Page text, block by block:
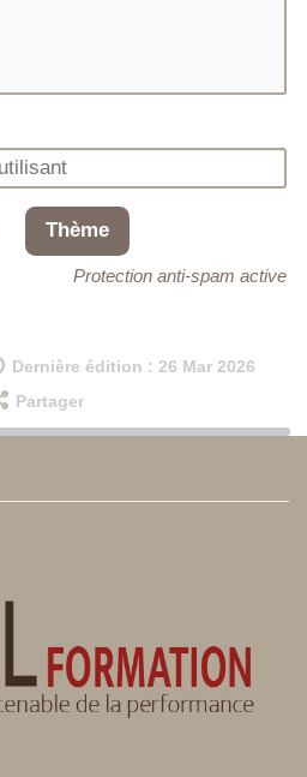
Thème
Protection anti-spam active
Dernière édition : 26 Mar 2026
Partager